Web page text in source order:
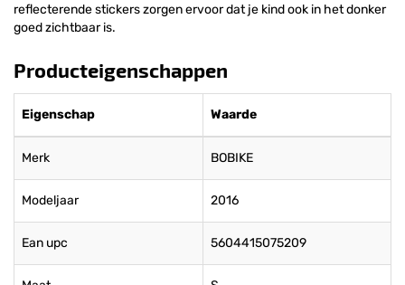
reflecterende stickers zorgen ervoor dat je kind ook in het donker
goed zichtbaar is.
Producteigenschappen
Eigenschap Waarde
Merk BOBIKE
Modeljaar 2016
Ean upc 5604415075209